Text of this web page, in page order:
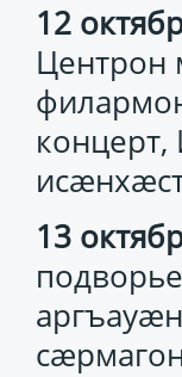
12
Центрон
13